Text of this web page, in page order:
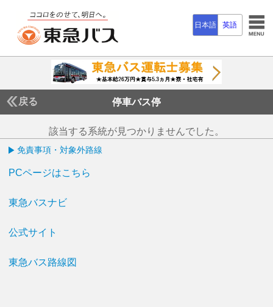
日本語 英語
戻る 停車バス停
該当する系統が見つかりませんでした。
免責事項・対象外路線
PCページはこちら
東急バスナビ
公式サイト
東急バス路線図